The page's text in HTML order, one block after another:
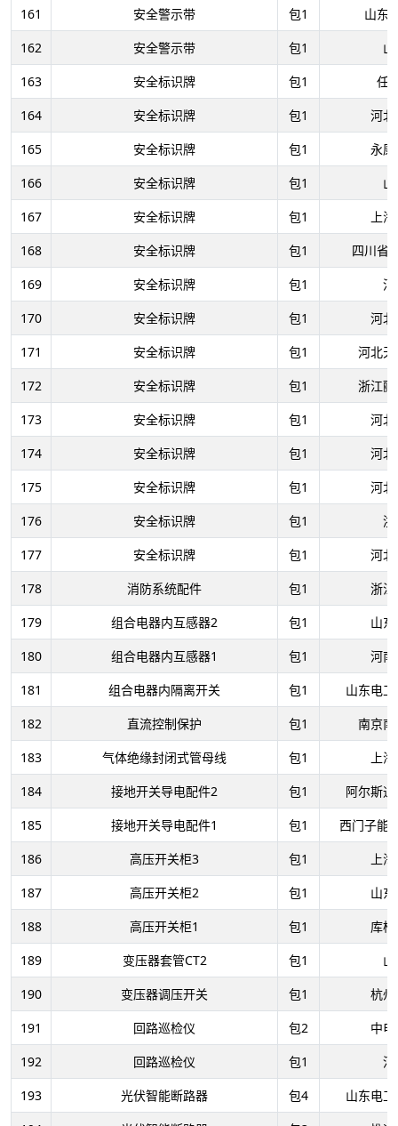
161
安全警示带 包1
山东
162
安全警示带 包1
163
安全标识牌 包1
任
164
安全标识牌 包1
河
165
安全标识牌 包1
永
166
安全标识牌 包1
167
安全标识牌 包1
上
168
安全标识牌 包1
四川省
169
安全标识牌 包1
170
安全标识牌 包1
河
171
安全标识牌 包1
河北
172
安全标识牌 包1
浙江
173
安全标识牌 包1
河
174
安全标识牌 包1
河
175
安全标识牌 包1
河
176
安全标识牌 包1
177
安全标识牌 包1
河
178
消防系统配件 包1
浙
179
组合电器内互感器2 包1
山
180
组合电器内互感器1 包1
河
181
组合电器内隔离开关 包1
山东电
182
直流控制保护 包1
南京
183
气体绝缘封闭式管母线 包1
上
184
接地开关导电配件2 包1
阿尔斯
185
接地开关导电配件1 包1
西门子能
186
高压开关柜3 包1
上
187
高压开关柜2 包1
山
188
高压开关柜1 包1
库
189
变压器套管CT2 包1
190
变压器调压开关 包1
杭
191
回路巡检仪 包2
中
192
回路巡检仪 包1
193
光伏智能断路器 包4
山东电